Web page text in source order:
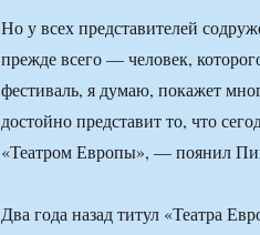
Но у всех представителей
прежде всего — человек,
фестиваль, я думаю, покажет
достойно представит то, что
«Театром Европы», — поянил
Два года назад титул «Театра